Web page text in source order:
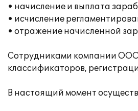
• начисление и выплата
• исчисление
• отражение начисленной
Сотрудниками компании ООО
классификаторов,
В настоящий момент